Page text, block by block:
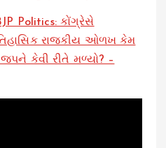
Politics: કોંગ્રેસે
ઐતિહાસિક રાજકીય ઓળખ કેમ
કેવી રીતે મળ્યો? –